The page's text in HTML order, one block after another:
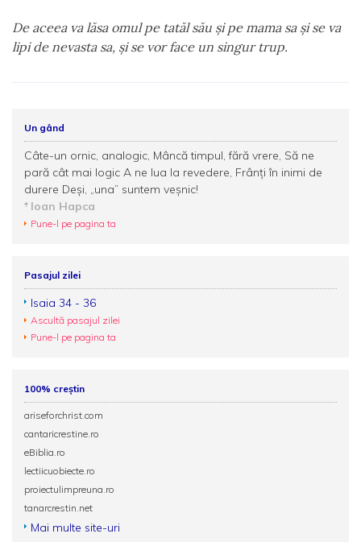
De aceea va lăsa omul pe tatăl său şi pe mama sa şi se va
lipi de nevasta sa, şi se vor face un singur trup.
Un gând
Câte-un ornic, analogic, Mâncă timpul, fără vrere, Să ne
pară cât mai logic A ne lua la revedere, Frânți în inimi de
durere Deși, „una” suntem veșnic!
Ioan Hapca
Pune-l pe pagina ta
Pasajul zilei
Isaia 34 - 36
Ascultă pasajul zilei
Pune-l pe pagina ta
100% creștin
ariseforchrist.com
cantaricrestine.ro
eBiblia.ro
lectiicuobiecte.ro
proiectulimpreuna.ro
tanarcrestin.net
Mai multe site-uri